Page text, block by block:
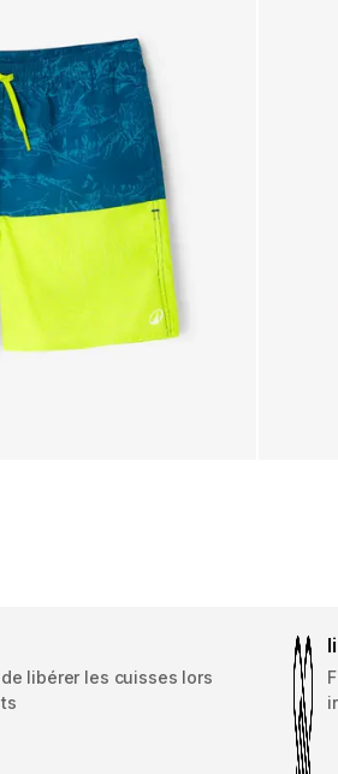
libérer les cuisses lors